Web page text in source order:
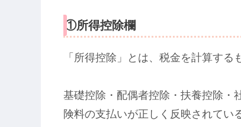
①所得控除欄
「所得控除」とは、税金を計算する
基礎控除・配偶者控除・扶養控除・
険料の支払いが正しく反映されてい